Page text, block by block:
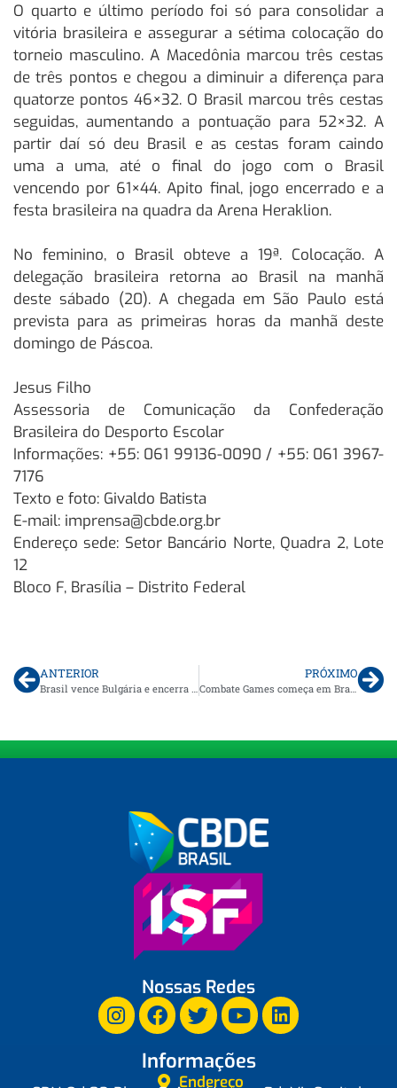
O quarto e último período foi só para consolidar a
vitória brasileira e assegurar a sétima colocação do
torneio masculino. A Macedônia marcou três cestas
de três pontos e chegou a diminuir a diferença para
quatorze pontos 46×32. O Brasil marcou três cestas
seguidas, aumentando a pontuação para 52×32. A
partir daí só deu Brasil e as cestas foram caindo
uma a uma, até o final do jogo com o Brasil
vencendo por 61×44. Apito final, jogo encerrado e a
festa brasileira na quadra da Arena Heraklion.
No feminino, o Brasil obteve a 19ª. Colocação. A
delegação brasileira retorna ao Brasil na manhã
deste sábado (20). A chegada em São Paulo está
prevista para as primeiras horas da manhã deste
domingo de Páscoa.
Jesus Filho
Assessoria de Comunicação da Confederação
Brasileira do Desporto Escolar
Informações: +55: 061 99136-0090 / +55: 061 3967-
7176
Texto e foto: Givaldo Batista
E-mail: imprensa@cbde.org.br
Endereço sede: Setor Bancário Norte, Quadra 2, Lote
12
Bloco F, Brasília – Distrito Federal
ANTERIOR
Brasil vence Bulgária e encerra participação do time feminino na Grécia
PRÓXIMO
Combate Games começa em Brasília com recorde de participantes
Nossas Redes
Informações
Endereço